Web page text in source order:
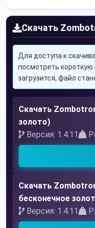
Скачать
Для доступа к
посмотреть короткую
загрузится, файл
Скачать
золото)
Версия: 1.4.11
Скачать
бесконечное
Версия: 1.4.11